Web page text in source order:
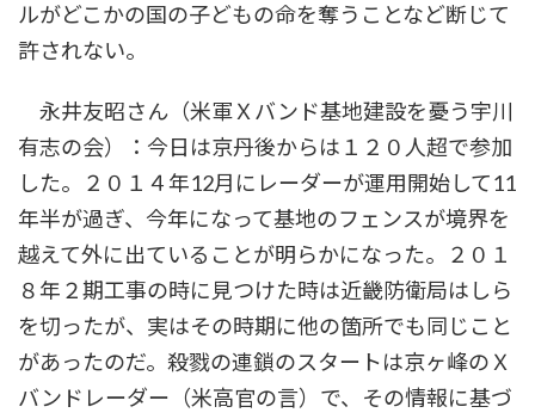
ルがどこかの国の子どもの命を奪うことなど断じて
許されない。
永井友昭さん（米軍Ｘバンド基地建設を憂う宇川
有志の会）：今日は京丹後からは１２０人超で参加
した。２０１４年12月にレーダーが運用開始して11
年半が過ぎ、今年になって基地のフェンスが境界を
越えて外に出ていることが明らかになった。２０１
８年２期工事の時に見つけた時は近畿防衛局はしら
を切ったが、実はその時期に他の箇所でも同じこと
があったのだ。殺戮の連鎖のスタートは京ヶ峰のＸ
バンドレーダー（米高官の言）で、その情報に基づ